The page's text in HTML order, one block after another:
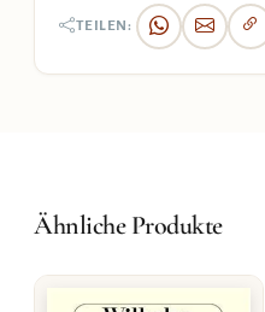
TEILEN:
Ähnliche Produkte